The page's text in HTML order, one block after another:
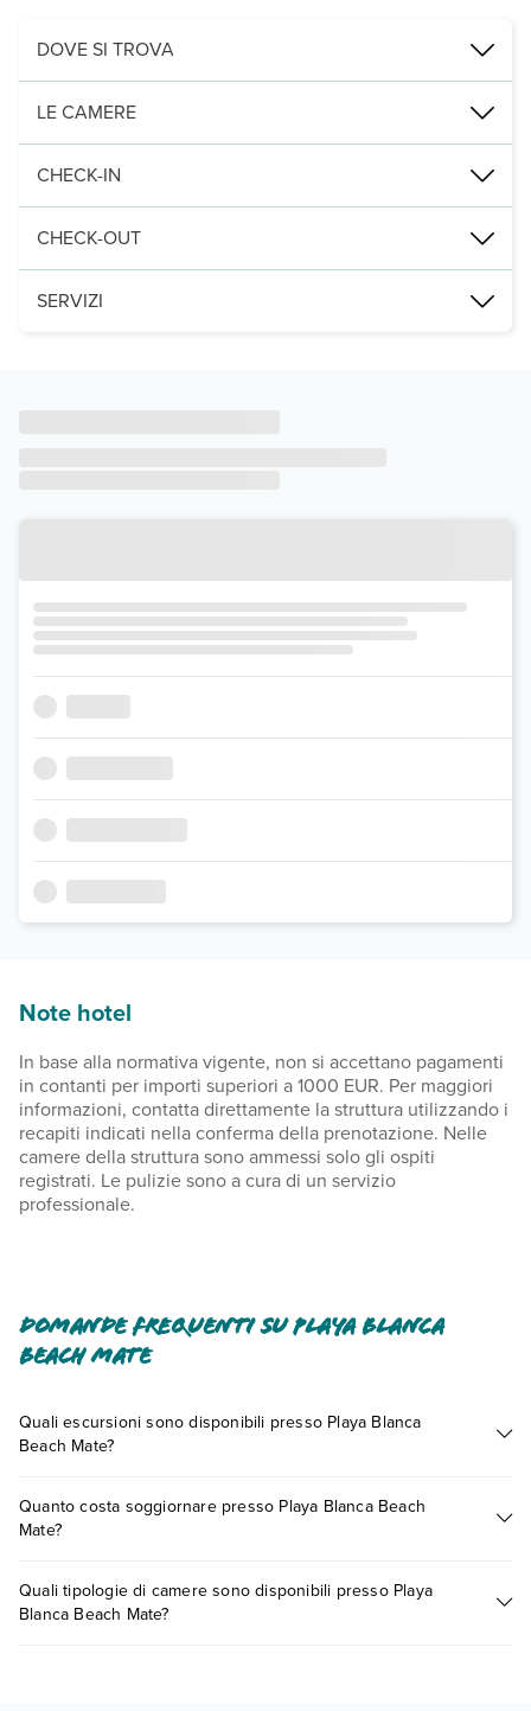
DOVE SI TROVA
Nelle vicinanze di: Marina Rubicón
Punti di interesse:
Le distanze sono visualizzate con un'approssimazione di 0,1
LE CAMERE
Questa villa vanta una piscina privata e TV al plasma. Troverai
CHECK-IN
Leggi Tutto
CHECK-OUT
Entro le: 11:00
SERVIZI
Note hotel
In base alla normativa vigente, non si accettano pagamenti
in contanti per importi superiori a 1000 EUR. Per maggiori
informazioni, contatta direttamente la struttura utilizzando i
recapiti indicati nella conferma della prenotazione. Nelle
camere della struttura sono ammessi solo gli ospiti
registrati. Le pulizie sono a cura di un servizio
professionale.
Domande frequenti su Playa Blanca
Beach Mate
Quali escursioni sono disponibili presso Playa Blanca
Beach Mate?
presso Playa Blanca Beach Mate. Scoprile tutte nella
sezione
dedicata
Quanto costa soggiornare presso Playa Blanca Beach
Mate?
vari fattori (per es. date, condizioni dell'hotel, ecc). Per
consultare i prezzi, compila il motore di ricerca e scegli
Quali tipologie di camere sono disponibili presso Playa
Blanca Beach Mate?